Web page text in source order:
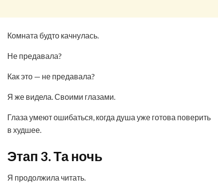
Комната будто качнулась.
Не предавала?
Как это — не предавала?
Я же видела. Своими глазами.
Глаза умеют ошибаться, когда душа уже готова поверить
в худшее.
Этап 3. Та ночь
Я продолжила читать.